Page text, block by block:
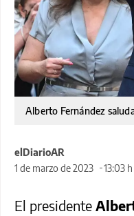
Alberto Fernández
elDiarioAR
1 de marzo de 2023
13:03 h
El presidente